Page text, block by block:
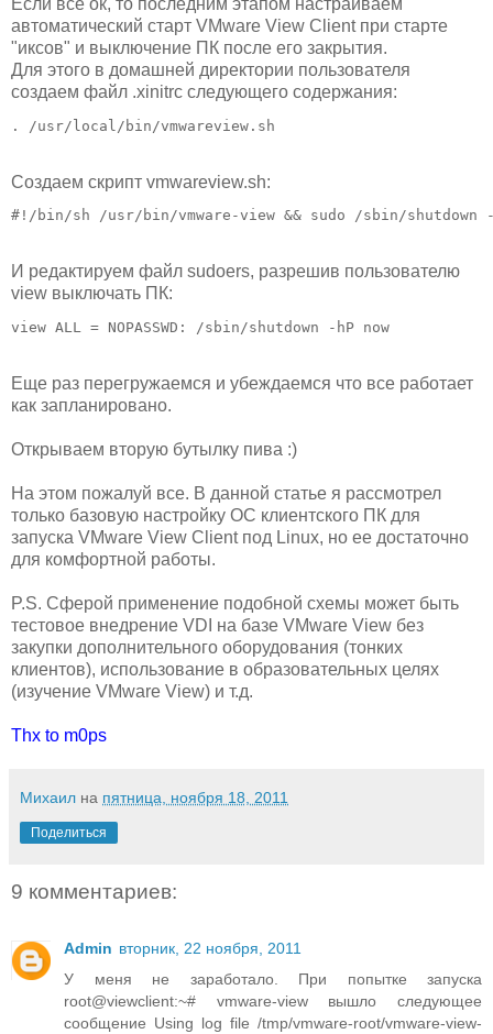
автоматический старт VMware View Client при старте
"иксов" и выключение ПК после его закрытия.
Для этого в домашней директории пользователя
создаем файл .xinitrc следующего содержания:
. /usr/local/bin/vmwareview.sh
Создаем скрипт vmwareview.sh:
#!/bin/sh /usr/bin/vmware-view && sudo /sbin/shutdown
И редактируем файл sudoers, разрешив пользователю
view выключать ПК:
view ALL = NOPASSWD: /sbin/shutdown -hP now
Еще раз перегружаемся и убеждаемся что все работает
как запланировано.
Открываем вторую бутылку пива :)
На этом пожалуй все. В данной статье я рассмотрел
только базовую настройку ОС клиентского ПК для
запуска VMware View Client под Linux, но ее достаточно
для комфортной работы.
P.S. Сферой применение подобной схемы может быть
тестовое внедрение VDI на базе VMware View без
закупки дополнительного оборудования (тонких
клиентов), использование в образовательных целях
(изучение VMware View) и т.д.
Thx to m0ps
Михаил на пятница, ноября 18, 2011
Поделиться
9 комментариев:
Admin вторник, 22 ноября, 2011
У меня не заработало. При попытке запуска
root@viewclient:~# vmware-view вышло следующее
сообщение Using log file /tmp/vmware-root/vmware-view-